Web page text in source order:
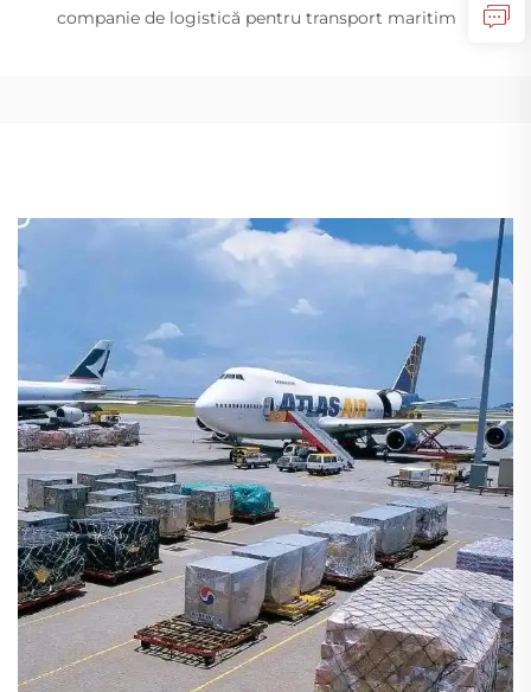
companie de logistică pentru transport maritim